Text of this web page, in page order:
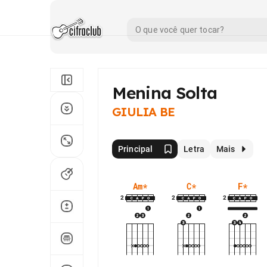
Menina Solta
GIULIA BE
Principal Letra Mais
Am*
2
C*
2
F*
2